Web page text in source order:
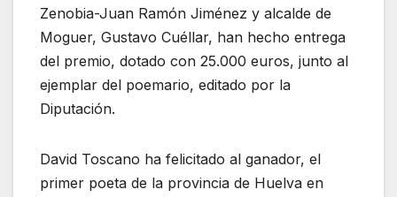
Zenobia-Juan Ramón Jiménez y alcalde de
Moguer, Gustavo Cuéllar, han hecho entrega
del premio, dotado con 25.000 euros, junto al
ejemplar del poemario, editado por la
Diputación.
David Toscano ha felicitado al ganador, el
primer poeta de la provincia de Huelva en